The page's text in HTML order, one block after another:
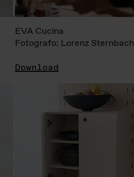
EVA Cucina
Fotografo: Lorenz Sternbach
Download